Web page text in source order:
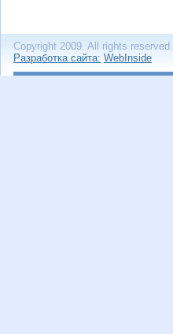
Copyright 2009. All rights reserved.
Разработка сайта: WebInside